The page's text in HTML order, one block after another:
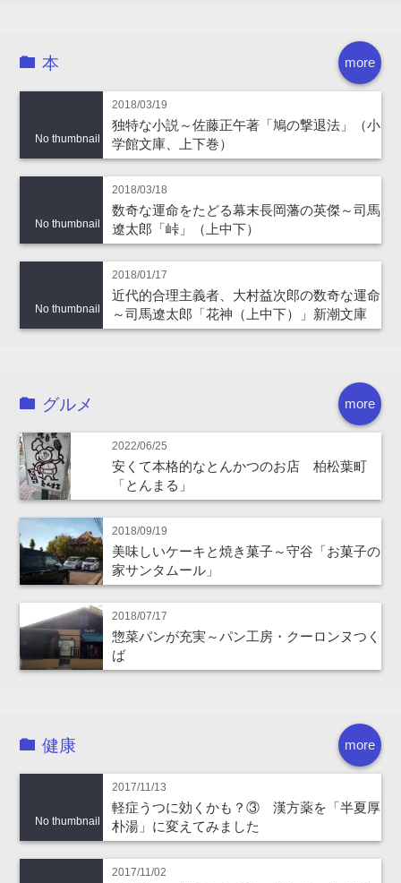
more
本
No thumbnail
2018/03/19
独特な小説～佐藤正午著「鳩の撃退法」（小
学館文庫、上下巻）
No thumbnail
2018/03/18
数奇な運命をたどる幕末長岡藩の英傑～司馬
遼太郎「峠」（上中下）
No thumbnail
2018/01/17
近代的合理主義者、大村益次郎の数奇な運命
～司馬遼太郎「花神（上中下）」新潮文庫
more
グルメ
2022/06/25
安くて本格的なとんかつのお店 柏松葉町
「とんまる」
2018/09/19
美味しいケーキと焼き菓子～守谷「お菓子の
家サンタムール」
2018/07/17
惣菜パンが充実～パン工房・クーロンヌつく
ば
more
健康
No thumbnail
2017/11/13
軽症うつに効くかも？③ 漢方薬を「半夏厚
朴湯」に変えてみました
2017/11/02